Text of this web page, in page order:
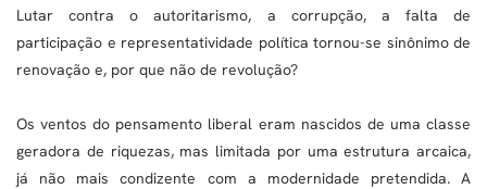
Lutar contra o autoritarismo, a corrupção, a falta de
participação e representatividade política tornou-se sinônimo de
renovação e, por que não de revolução?
Os ventos do pensamento liberal eram nascidos de uma classe
geradora de riquezas, mas limitada por uma estrutura arcaica,
já não mais condizente com a modernidade pretendida. A